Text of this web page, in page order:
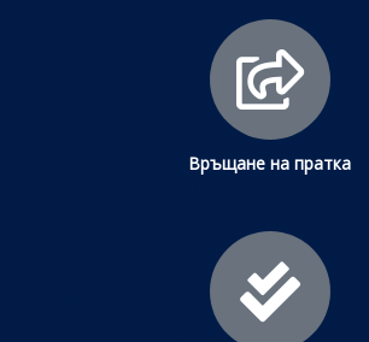
Връщане на пратка